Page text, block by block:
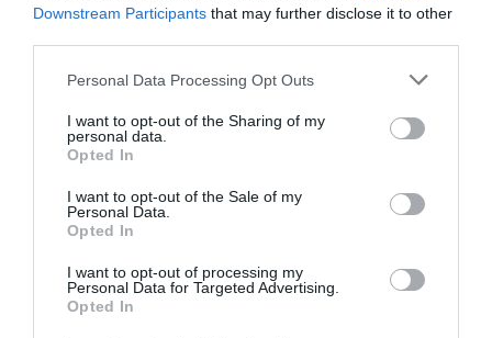
Downstream Participants that may further disclose it to other
Personal Data Processing Opt Outs
I want to opt-out of the Sharing of my
personal data.
Opted In
I want to opt-out of the Sale of my
Personal Data.
Opted In
I want to opt-out of processing my
Personal Data for Targeted Advertising.
Opted In